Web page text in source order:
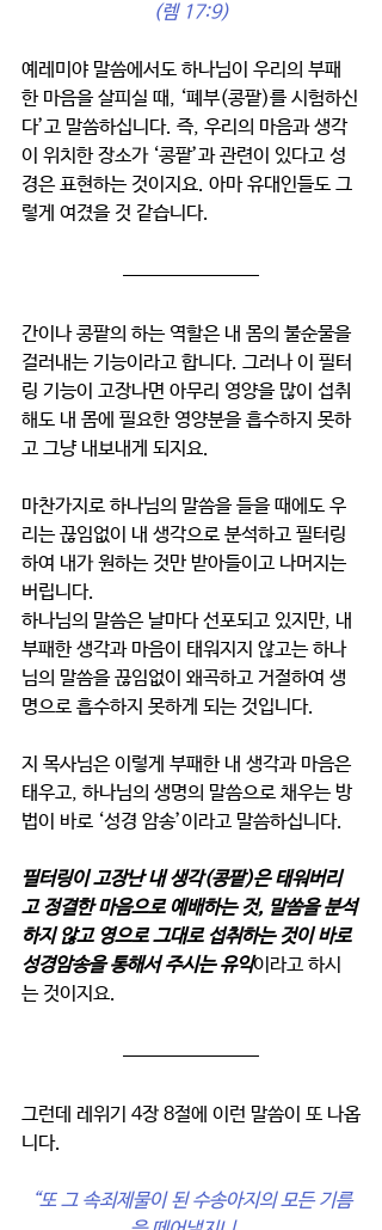
(렘 17:9)
예레미야 말씀에서도 하나님이 우리의 부패
한 마음을 살피실 때, ‘폐부(콩팥)를 시험하신
다’고 말씀하십니다. 즉, 우리의 마음과 생각
이 위치한 장소가 ‘콩팥’과 관련이 있다고 성
경은 표현하는 것이지요. 아마 유대인들도 그
렇게 여겼을 것 같습니다.
간이나 콩팥의 하는 역할은 내 몸의 불순물을
걸러내는 기능이라고 합니다. 그러나 이 필터
링 기능이 고장나면 아무리 영양을 많이 섭취
해도 내 몸에 필요한 영양분을 흡수하지 못하
고 그냥 내보내게 되지요.
마찬가지로 하나님의 말씀을 들을 때에도 우
리는 끊임없이 내 생각으로 분석하고 필터링
하여 내가 원하는 것만 받아들이고 나머지는
버립니다.
하나님의 말씀은 날마다 선포되고 있지만, 내
부패한 생각과 마음이 태워지지 않고는 하나
님의 말씀을 끊임없이 왜곡하고 거절하여 생
명으로 흡수하지 못하게 되는 것입니다.
지 목사님은 이렇게 부패한 내 생각과 마음은
태우고, 하나님의 생명의 말씀으로 채우는 방
법이 바로 ‘성경 암송’이라고 말씀하십니다.
필터링이 고장난 내 생각(콩팥)은 태워버리
고 정결한 마음으로 예배하는 것, 말씀을 분석
하지 않고 영으로 그대로 섭취하는 것이 바로
성경암송을 통해서 주시는 유익이라고 하시
는 것이지요.
그런데 레위기 4장 8절에 이런 말씀이 또 나옵
니다.
“또 그 속죄제물이 된 수송아지의 모든 기름